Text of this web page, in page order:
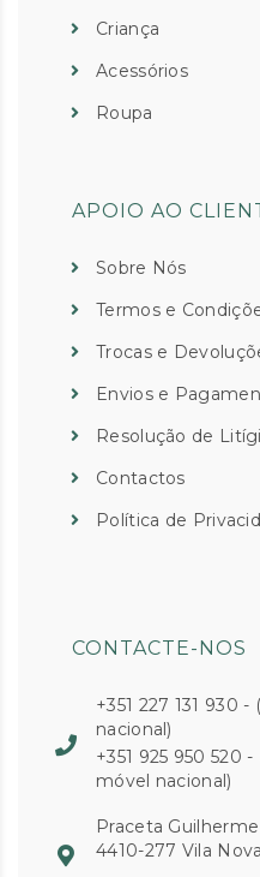
Criança
Acessórios
Roupa
APOIO AO
Sobre Nós
Termos e
Trocas e
Envios e
Resolução de
Contactos
Política de
CONTACTE-NOS
+351 227 131 930
nacional)
+351 925 950 520
móvel nacional)
Praceta
4410-277 Vila